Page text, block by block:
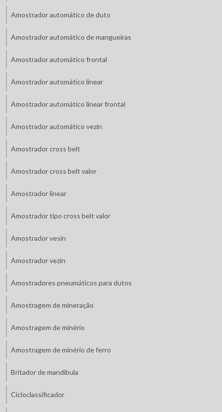
Amostrador automático de duto
Amostrador automático de mangueiras
Amostrador automático frontal
Amostrador automático linear
Amostrador automático linear frontal
Amostrador automático vezin
Amostrador cross belt
Amostrador cross belt valor
Amostrador linear
Amostrador tipo cross belt valor
Amostrador vesin
Amostrador vezin
Amostradores pneumáticos para dutos
Amostragem de mineração
Amostragem de minério
Amostragem de minério de ferro
Britador de mandíbula
Cicloclassificador